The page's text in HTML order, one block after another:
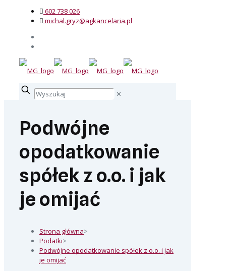
602 738 026
michal.gryz@agkancelaria.pl
✕
Podwójne
opodatkowanie
spółek z o.o. i jak
je omijać
Strona główna>
Podatki>
Podwójne opodatkowanie spółek z o.o. i jak
je omijać